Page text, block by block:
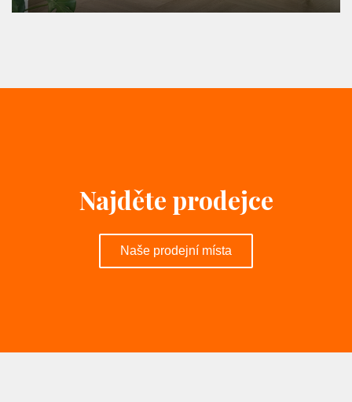
Najděte prodejce
Naše prodejní místa